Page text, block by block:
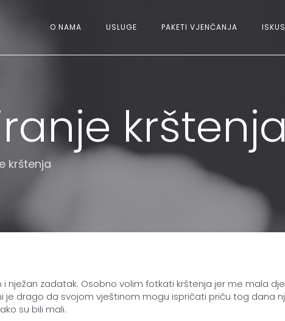
O NAMA USLUGE PAKETI VJENČANJA
krštenja
krštenja
nježan zadatak. Osobno volim fotkati krštenja jer me mala
je drago da svojom vještinom mogu ispričati priču tog dana
su bili mali.